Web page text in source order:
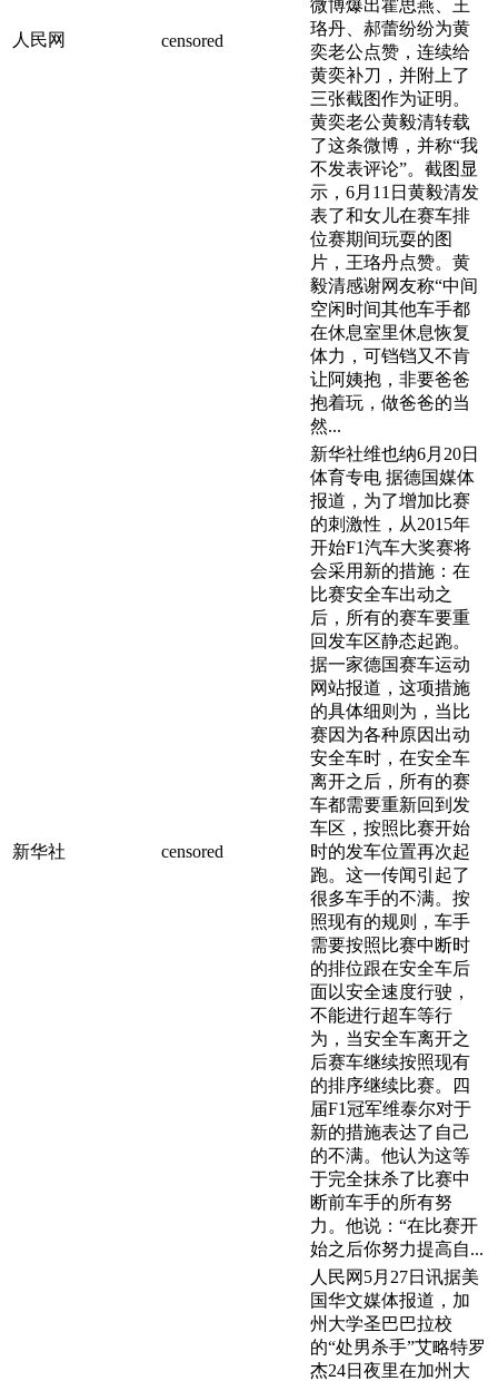
人民网 censored
微博爆出霍思燕、王
珞丹、郝蕾纷纷为黄
奕老公点赞，连续给
黄奕补刀，并附上了
三张截图作为证明。
黄奕老公黄毅清转载
了这条微博，并称“我
不发表评论”。截图显
示，6月11日黄毅清发
表了和女儿在赛车排
位赛期间玩耍的图
片，王珞丹点赞。黄
毅清感谢网友称“中间
空闲时间其他车手都
在休息室里休息恢复
体力，可铛铛又不肯
让阿姨抱，非要爸爸
抱着玩，做爸爸的当
然...
新华社 censored
新华社维也纳6月20日
体育专电 据德国媒体
报道，为了增加比赛
的刺激性，从2015年
开始F1汽车大奖赛将
会采用新的措施：在
比赛安全车出动之
后，所有的赛车要重
回发车区静态起跑。
据一家德国赛车运动
网站报道，这项措施
的具体细则为，当比
赛因为各种原因出动
安全车时，在安全车
离开之后，所有的赛
车都需要重新回到发
车区，按照比赛开始
时的发车位置再次起
跑。这一传闻引起了
很多车手的不满。按
照现有的规则，车手
需要按照比赛中断时
的排位跟在安全车后
面以安全速度行驶，
不能进行超车等行
为，当安全车离开之
后赛车继续按照现有
的排序继续比赛。四
届F1冠军维泰尔对于
新的措施表达了自己
的不满。他认为这等
于完全抹杀了比赛中
断前车手的所有努
力。他说：“在比赛开
始之后你努力提高自...
人民网5月27日讯据美
国华文媒体报道，加
州大学圣巴巴拉校
的“处男杀手”艾略特罗
杰24日夜里在加州大